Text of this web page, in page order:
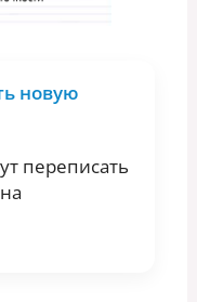
новую
переписать